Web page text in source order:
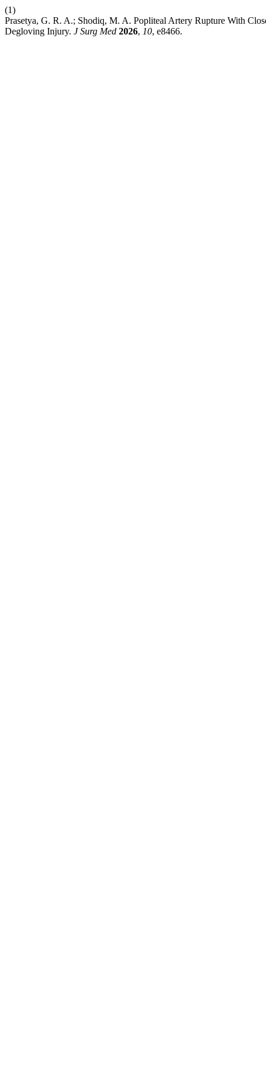
(1)
Prasetya, G. R. A.; Shodiq, M. A. Popliteal Artery Rupture With
Degloving Injury. J Surg Med 2026, 10, e8466.